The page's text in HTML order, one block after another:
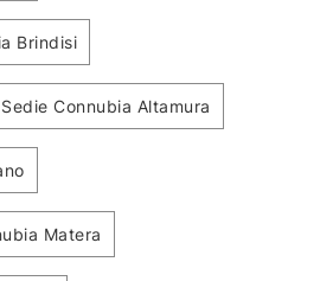
Brindisi
Sedie Connubia Altamura
Matera